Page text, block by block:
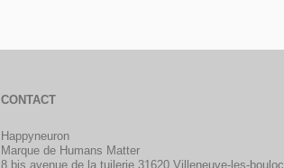
CONTACT
Happyneuron
Marque de Humans Matter
8 bis avenue de la tuilerie 31620 Villeneuve-les-bouloc